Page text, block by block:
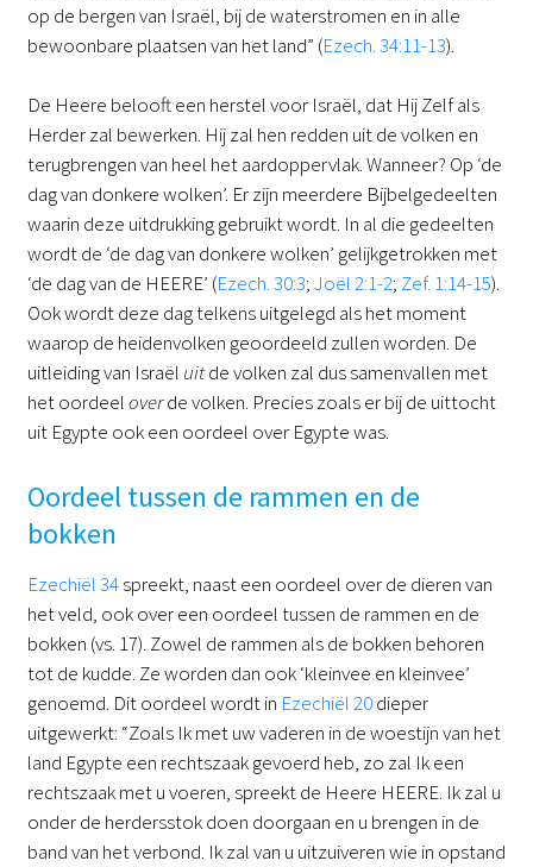
op de bergen van Israël, bij de waterstromen en in alle
bewoonbare plaatsen van het land” (Ezech. 34:11-13).
De Heere belooft een herstel voor Israël, dat Hij Zelf als
Herder zal bewerken. Hij zal hen redden uit de volken en
terugbrengen van heel het aardoppervlak. Wanneer? Op ‘de
dag van donkere wolken’. Er zijn meerdere Bijbelgedeelten
waarin deze uitdrukking gebruikt wordt. In al die gedeelten
wordt de ‘de dag van donkere wolken’ gelijkgetrokken met
‘de dag van de HEERE’ (Ezech. 30:3;Joël 2:1-2; Zef. 1:14-15).
Ook wordt deze dag telkens uitgelegd als het moment
waarop de heidenvolken geoordeeld zullen worden. De
uitleiding van Israël uitde volken zal dus samenvallen met
het oordeeloverde volken. Precies zoals er bij de uittocht
uit Egypte ook een oordeel over Egypte was.
Oordeel tussen de rammen en de
bokken
Ezechiël 34spreekt, naast een oordeel over de dieren van
het veld, ook over een oordeel tussen de rammen en de
bokken (vs. 17). Zowel de rammen als de bokken behoren
tot de kudde. Ze worden dan ook ‘kleinvee en kleinvee’
genoemd. Dit oordeel wordt in Ezechiël 20dieper
uitgewerkt: “Zoals Ik met uw vaderen in de woestijn van het
land Egypte een rechtszaak gevoerd heb, zo zal Ik een
rechtszaak met u voeren, spreekt de Heere HEERE. Ik zal u
onder de herdersstok doen doorgaan en u brengen in de
band van het verbond. Ik zal van u uitzuiveren wie in opstand